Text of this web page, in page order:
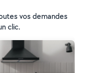
vos demandes
clic.